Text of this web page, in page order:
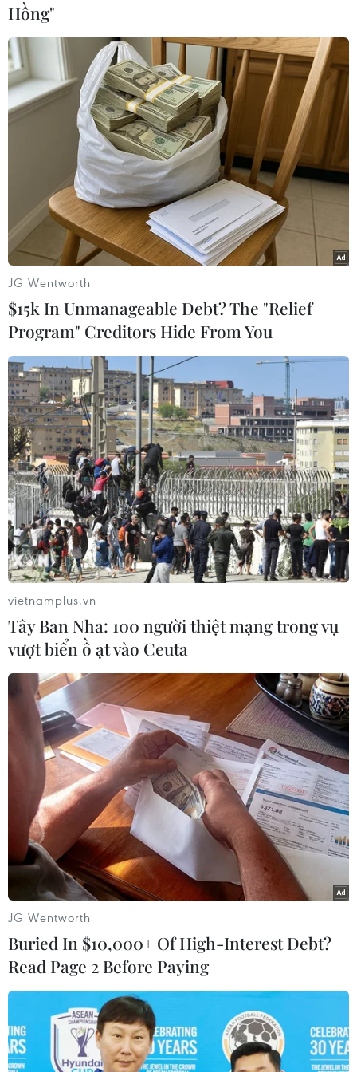
thổ, số ca tử vong trên 1 triệu dân xếp thứ
134/227 quốc gia, vùng lãnh thổ trên thế giới. So
với châu Á, tổng số ca tử vong xếp thứ 6/49(xếp
thứ 3 ASEAN), tử vong trên 1 triệu dân xếp thứ
27/49 quốc gia, vùng lãnh thổ châu Á (xếp thứ 5
Tình hình tiêm chủng
Trong ngày 12/9 có 112.529 liều vaccine phòng
COVID-19 được tiêm. Như vậy, tổng số liều
vaccine đã được tiêm là 258.807.450 liều, trong
đó:
219.926.993 liều: Mũi 1 là 71.061.966 liều; Mũi 2
là 68.645.385 liều; Mũi bổ sung là 14.811.585
liều; Mũi nhắc lại lần 1 là 50.393.852 liều; Mũi
nhắc lại lần 2 là 15.014.205 liều.
Số liều tiêm cho trẻ từ 12-17 tuổi là 22.712.281
liều: Mũi 1 là 9.099.602 liều; Mũi 2 là 8.834.419
liều; Mũi nhắc lại lần 1 là 4.778.260 liều.
Số liều tiêm cho trẻ từ 5-11 tuổi là 16.168.176
liều: Mũi 1 là 9.667.612 liều; Mũi 2 là 6.500.564
liều.
(Vietnam+)
Hồng"
JG Wentworth
$15k In Unmanageable Debt? The "Relief
Program" Creditors Hide From You
vietnamplus.vn
Tây Ban Nha: 100 người thiệt mạng trong vụ
vượt biển ồ ạt vào Ceuta
JG Wentworth
Buried In $10,000+ Of High-Interest Debt?
Read Page 2 Before Paying